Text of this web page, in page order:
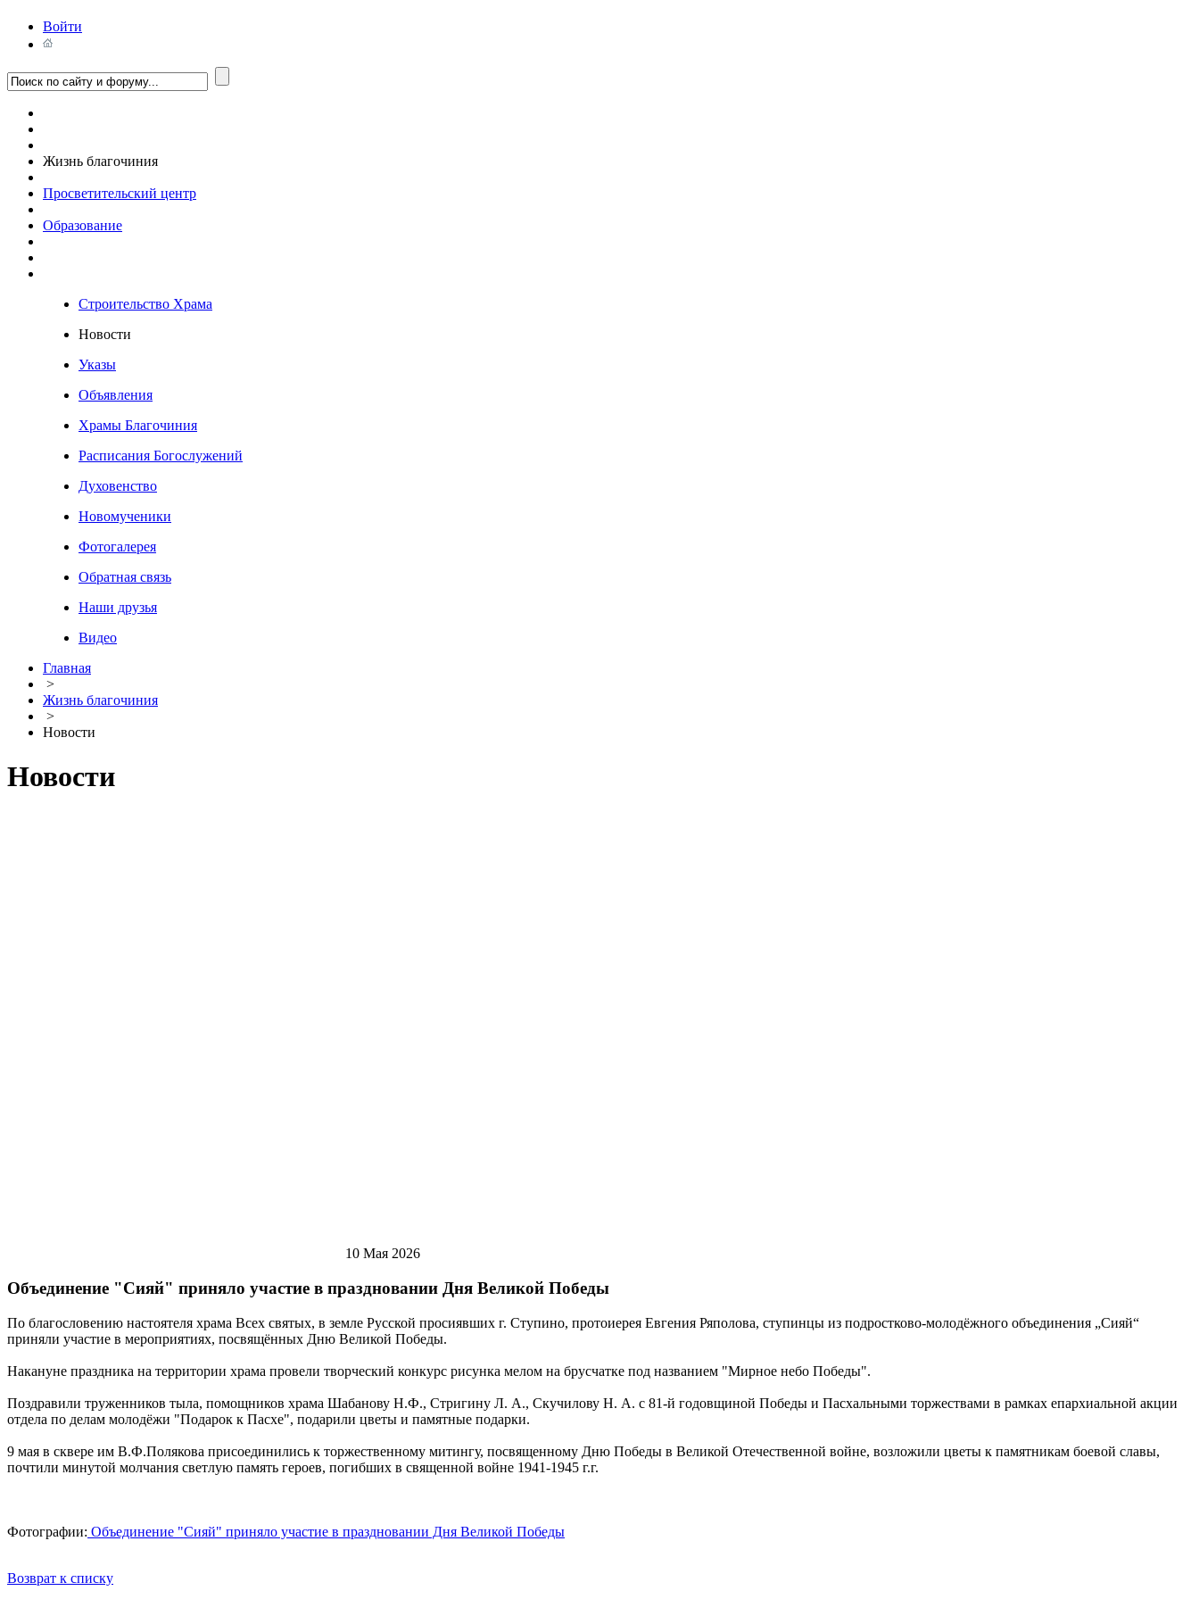
Войти
Жизнь благочиния
Просветительский центр
Образование
Строительство Храма
Новости
Указы
Объявления
Храмы Благочиния
Расписания Богослужений
Духовенство
Новомученики
Фотогалерея
Обратная связь
Наши друзья
Видео
Главная
>
Жизнь благочиния
>
Новости
Новости
10 Мая 2026
Объединение "Сияй" приняло участие в праздновании Дня Великой Победы
По благословению настоятеля храма Всех святых, в земле Русской просиявших г. Ступино, протоиерея Евгения Ряполова, ступинцы из подростково-молодёжного объединения „Сияй“
приняли участие в мероприятиях, посвящённых Дню Великой Победы.
Накануне праздника на территории храма провели творческий конкурс рисунка мелом на брусчатке под названием "Мирное небо Победы".
Поздравили труженников тыла, помощников храма Шабанову Н.Ф., Стригину Л. А., Скучилову Н. А. с 81-й годовщиной Победы и Пасхальными торжествами в рамках епархиальной акции
отдела по делам молодёжи "Подарок к Пасхе", подарили цветы и памятные подарки.
9 мая в сквере им В.Ф.Полякова присоединились к торжественному митингу, посвященному Дню Победы в Великой Отечественной войне, возложили цветы к памятникам боевой славы,
почтили минутой молчания светлую память героев, погибших в священной войне 1941-1945 г.г.
Фотографии: Объединение "Сияй" приняло участие в праздновании Дня Великой Победы
Возврат к списку